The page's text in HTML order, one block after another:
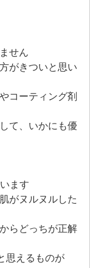
せん
がきついと思い
コーティング剤
て、いかにも優
ます
がヌルヌルした
らどっちが正解
思えるものが